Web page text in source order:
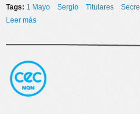
Tags: 1 Mayo Sergio Titulares
Leer más